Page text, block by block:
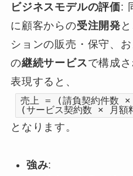
ビジネスモデルの評価:
に顧客からの受注開発
ションの販売・保守、
の継続サービスで構成
表現すると、
売上 = (請負契約件数
(サービス契約数 × 月額
となります。
強み: